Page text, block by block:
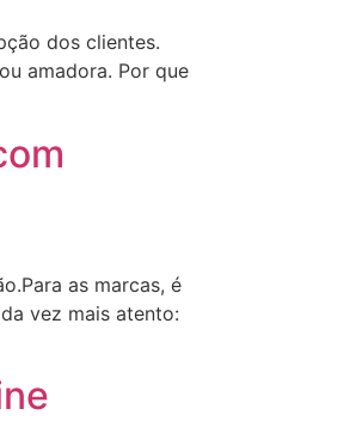
dos clientes.
amadora. Por que
as marcas, é
vez mais atento: